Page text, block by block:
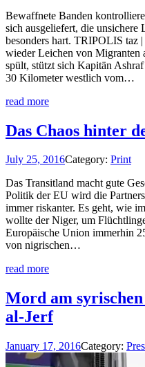
Bewaffnete Banden
sich ausgeliefert, die
besonders hart. TRIPOLIS taz
wieder Leichen von Migranten
spült, stützt sich Kapitän
30 Kilometer westlich vom…
read more
Das Chaos hinter
July 25, 2016Category: Print
Das Transitland macht gute
Politik der EU wird die
immer riskanter. Es geht, wie
wollte der Niger, um
Europäische Union immerhin
von nigrischen…
read more
Mord am
al-Jerf
January 17, 2016Category: